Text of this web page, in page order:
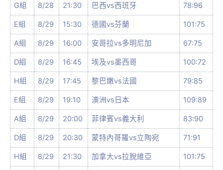
G組 8/28 21:30 巴西vs西班牙 78:96
E組 8/29 15:30 德國vs芬蘭 101:75
A組 8/29 16:00 安哥拉vs多明尼加 67:75
D組 8/29 16:45 埃及vs墨西哥 100:72
H組 8/29 17:45 黎巴嫩vs法國 79:85
E組 8/29 19:10 澳洲vs日本 109:89
A組 8/29 20:00 菲律賓vs義大利 83:90
D組 8/29 20:30 蒙特內哥羅vs立陶宛 71:91
H組 8/29 21:30 加拿大vs拉脫維亞 101:75